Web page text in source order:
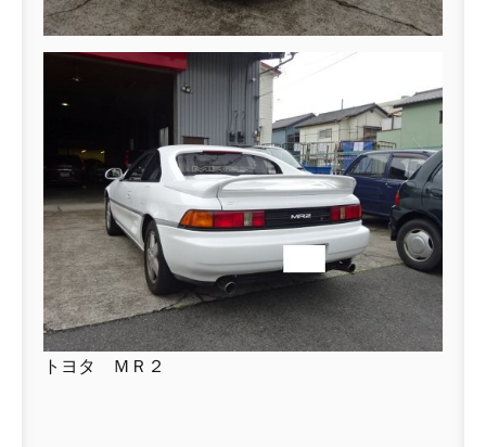
トヨタ ＭＲ２